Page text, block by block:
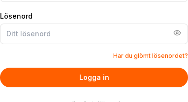
Lösenord
Har du glömt lösenordet?
Logga in